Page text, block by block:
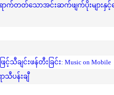
ာက်တတ်သောအင်းဆက်ဖျက်ပိုးများနှင့်
ချင်းဖန်တီးခြင်း: Music on Mobile
ပန်းချီ